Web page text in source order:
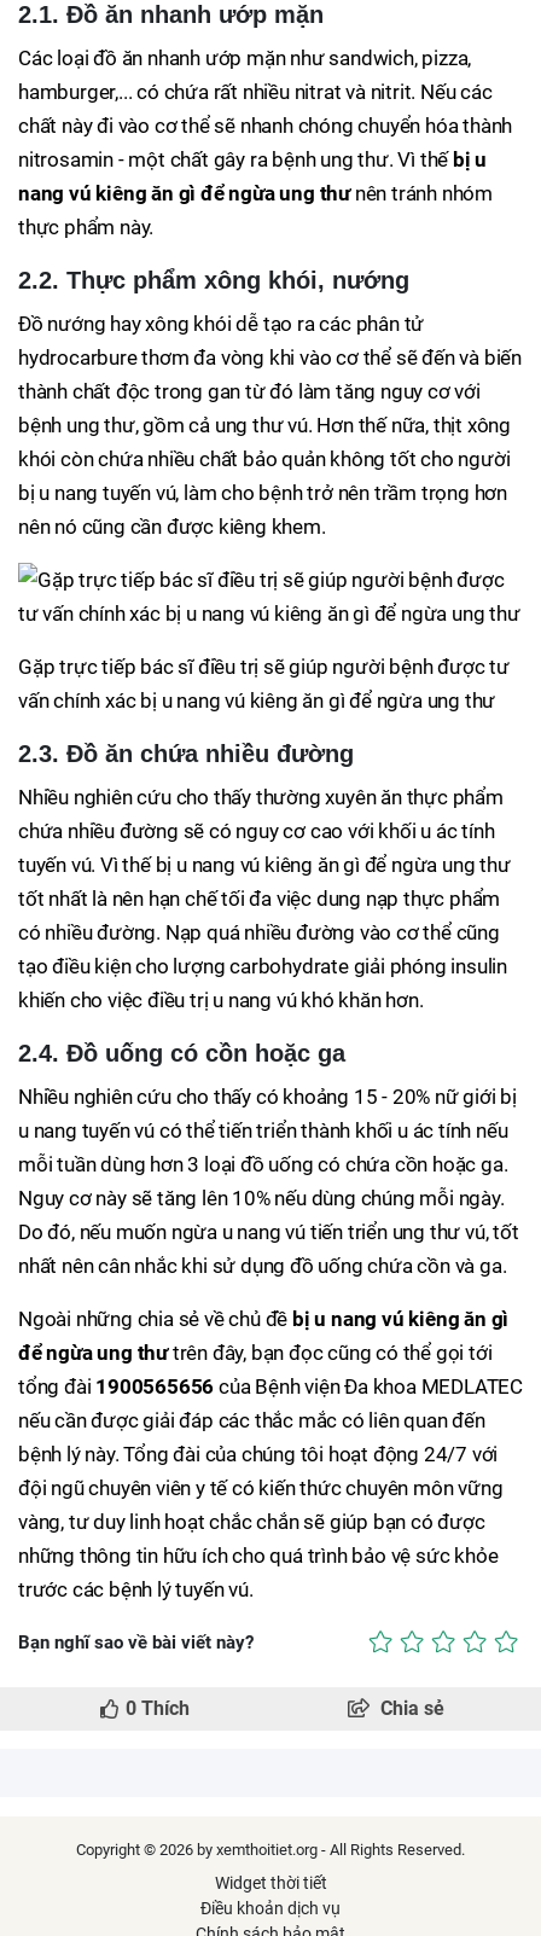
2.1. Đồ ăn nhanh ướp mặn
Các loại đồ ăn nhanh ướp mặn như sandwich, pizza,
hamburger,... có chứa rất nhiều nitrat và nitrit. Nếu các
chất này đi vào cơ thể sẽ nhanh chóng chuyển hóa thành
nitrosamin - một chất gây ra bệnh ung thư. Vì thế bị u
nang vú kiêng ăn gì để ngừa ung thư nên tránh nhóm
thực phẩm này.
2.2. Thực phẩm xông khói, nướng
Đồ nướng hay xông khói dễ tạo ra các phân tử
hydrocarbure thơm đa vòng khi vào cơ thể sẽ đến và biến
thành chất độc trong gan từ đó làm tăng nguy cơ với
bệnh ung thư, gồm cả ung thư vú. Hơn thế nữa, thịt xông
khói còn chứa nhiều chất bảo quản không tốt cho người
bị u nang tuyến vú, làm cho bệnh trở nên trầm trọng hơn
nên nó cũng cần được kiêng khem.
Gặp trực tiếp bác sĩ điều trị sẽ giúp người bệnh được tư
vấn chính xác bị u nang vú kiêng ăn gì để ngừa ung thư
2.3. Đồ ăn chứa nhiều đường
Nhiều nghiên cứu cho thấy thường xuyên ăn thực phẩm
chứa nhiều đường sẽ có nguy cơ cao với khối u ác tính
tuyến vú. Vì thế bị u nang vú kiêng ăn gì để ngừa ung thư
tốt nhất là nên hạn chế tối đa việc dung nạp thực phẩm
có nhiều đường. Nạp quá nhiều đường vào cơ thể cũng
tạo điều kiện cho lượng carbohydrate giải phóng insulin
khiến cho việc điều trị u nang vú khó khăn hơn.
2.4. Đồ uống có cồn hoặc ga
Nhiều nghiên cứu cho thấy có khoảng 15 - 20% nữ giới bị
u nang tuyến vú có thể tiến triển thành khối u ác tính nếu
mỗi tuần dùng hơn 3 loại đồ uống có chứa cồn hoặc ga.
Nguy cơ này sẽ tăng lên 10% nếu dùng chúng mỗi ngày.
Do đó, nếu muốn ngừa u nang vú tiến triển ung thư vú, tốt
nhất nên cân nhắc khi sử dụng đồ uống chứa cồn và ga.
Ngoài những chia sẻ về chủ đề bị u nang vú kiêng ăn gì
để ngừa ung thưtrên đây, bạn đọc cũng có thể gọi tới
tổng đài 1900565656 của Bệnh viện Đa khoa MEDLATEC
nếu cần được giải đáp các thắc mắc có liên quan đến
bệnh lý này. Tổng đài của chúng tôi hoạt động 24/7 với
đội ngũ chuyên viên y tế có kiến thức chuyên môn vững
vàng, tư duy linh hoạt chắc chắn sẽ giúp bạn có được
những thông tin hữu ích cho quá trình bảo vệ sức khỏe
trước các bệnh lý tuyến vú.
Bạn nghĩ sao về bài viết này?
0 Thích Chia sẻ
Copyright © 2026 by xemthoitiet.org - All Rights Reserved.
Widget thời tiết
Điều khoản dịch vụ